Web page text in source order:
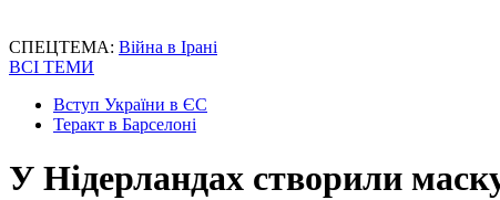
СПЕЦТЕМА: Війна в Ірані
ВСІ ТЕМИ
Вступ України в ЄС
Теракт в Барселоні
У Нідерландах створили